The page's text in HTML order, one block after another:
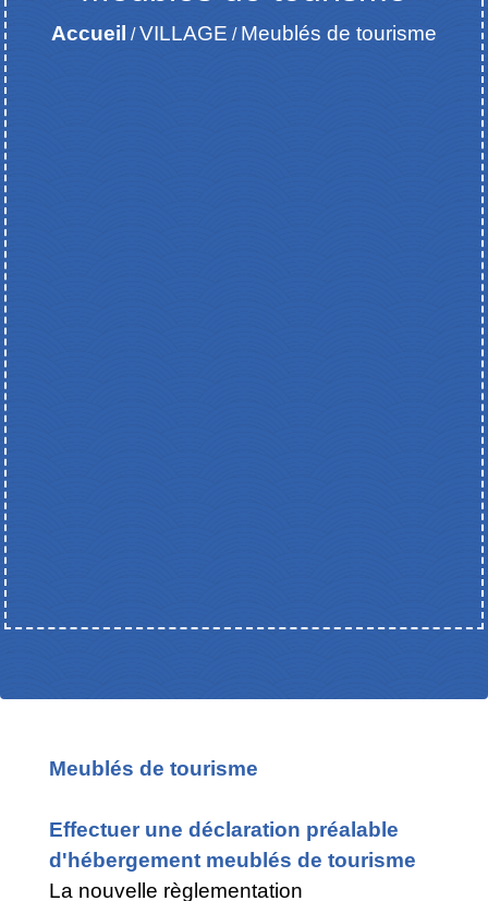
Accueil /VILLAGE / Meublés de tourisme
Meublés de tourisme
Effectuer une déclaration préalable
d'hébergement meublés de tourisme
La nouvelle règlementation